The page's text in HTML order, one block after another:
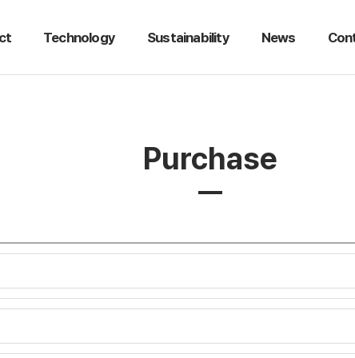
Technology Sustainability News
Purchase